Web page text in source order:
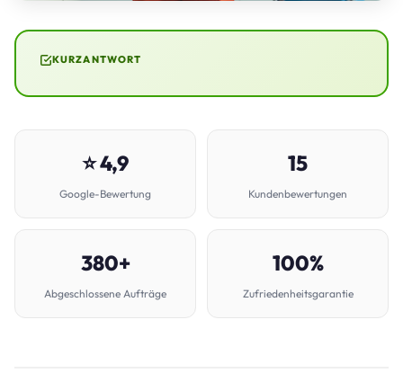
KURZANTWORT
⭐ 4,9
Google-Bewertung
15
Kundenbewertungen
380+
Abgeschlossene Aufträge
100%
Zufriedenheitsgarantie